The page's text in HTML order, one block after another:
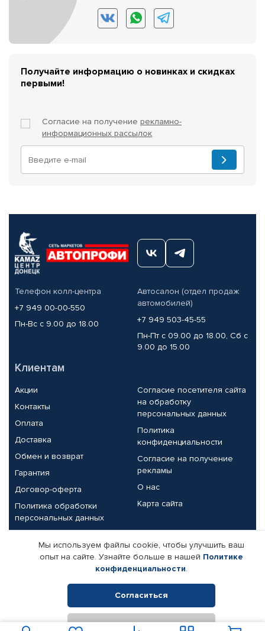
Получайте информацию о новинках и скидках
первыми!
Согласие на получение рекламно-
информационных рассылок
Телефон колл-центра
+7 949 00-00-550
Пн-Вс с 9.00 до 18.00
Автосалон (отдел продаж
автомобилей)
+7 949 503-45-55
Пн-Пт с 09.00 до 18.00, Сб с
9.00 до 15.00
Клиентам
Акции
Контакты
Оплата
Доставка
Обмен и возврат
Гарантия
Договор-оферта
Политика обработки
персональных данных
Согласие посетителя сайта
на обработку
персональных данных
Политика
конфиденциальности
Согласие на получение
рекламы
О нас
Карта сайта
Партнерам
Корпоративным клиентам
Поставщикам
Реквизиты компании
© КАМАЗ ЦЕНТР ДОНЕЦК, 2015-2026. Все права защищены.
Мы используем файлы cookie, чтобы улучшить ваш
опыт на сайте. Узнайте больше в нашей Политике
конфиденциальности.
Согласиться
Отклонить